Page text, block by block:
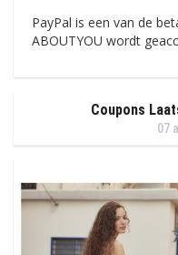
PayPal is een van de
ABOUTYOU wordt
Coupons
07